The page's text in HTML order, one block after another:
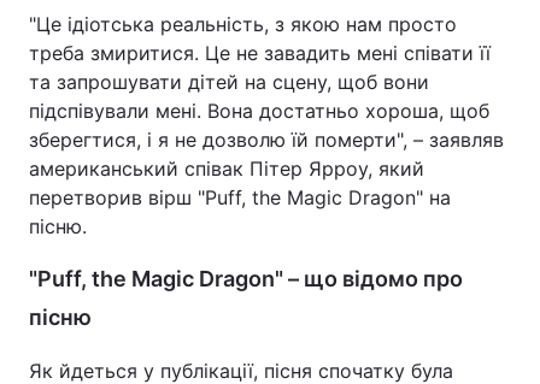
"Це ідіотська реальність, з якою нам просто
треба змиритися. Це не завадить мені співати її
та запрошувати дітей на сцену, щоб вони
підспівували мені. Вона достатньо хороша, щоб
зберегтися, і я не дозволю їй померти", – заявляв
американський співак Пітер Ярроу, який
перетворив вірш "Puff, the Magic Dragon" на
пісню.
"Puff, the Magic Dragon" – що відомо про
пісню
Як йдеться у публікації, пісня спочатку була